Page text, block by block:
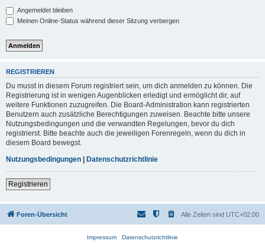
Angemeldet bleiben
Meinen Online-Status während dieser Sitzung verbergen
REGISTRIEREN
Du musst in diesem Forum registriert sein, um dich anmelden zu können. Die
Registrierung ist in wenigen Augenblicken erledigt und ermöglicht dir, auf
weitere Funktionen zuzugreifen. Die Board-Administration kann registrierten
Benutzern auch zusätzliche Berechtigungen zuweisen. Beachte bitte unsere
Nutzungsbedingungen und die verwandten Regelungen, bevor du dich
registrierst. Bitte beachte auch die jeweiligen Forenregeln, wenn du dich in
diesem Board bewegst.
Nutzungsbedingungen | Datenschutzrichtlinie
Registrieren
Foren-Übersicht Alle Zeiten sind UTC+02:00
Impressum Datenschutzrichtlinie